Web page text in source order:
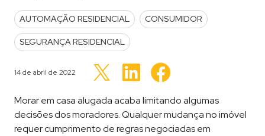
POSTED IN
AUTOMAÇÃO RESIDENCIAL CONSUMIDOR
SEGURANÇA RESIDENCIAL
Publicado em
14 de abril de 2022 Clique
compartilhar
Twitter(abre
em
nova
janela)
Clique
para
compartilhar
em
nova
janela)
em
nova
janela)
Morar em casa alugada acaba limitando algumas
decisões dos moradores. Qualquer mudança no imóvel
requer cumprimento de regras negociadas em